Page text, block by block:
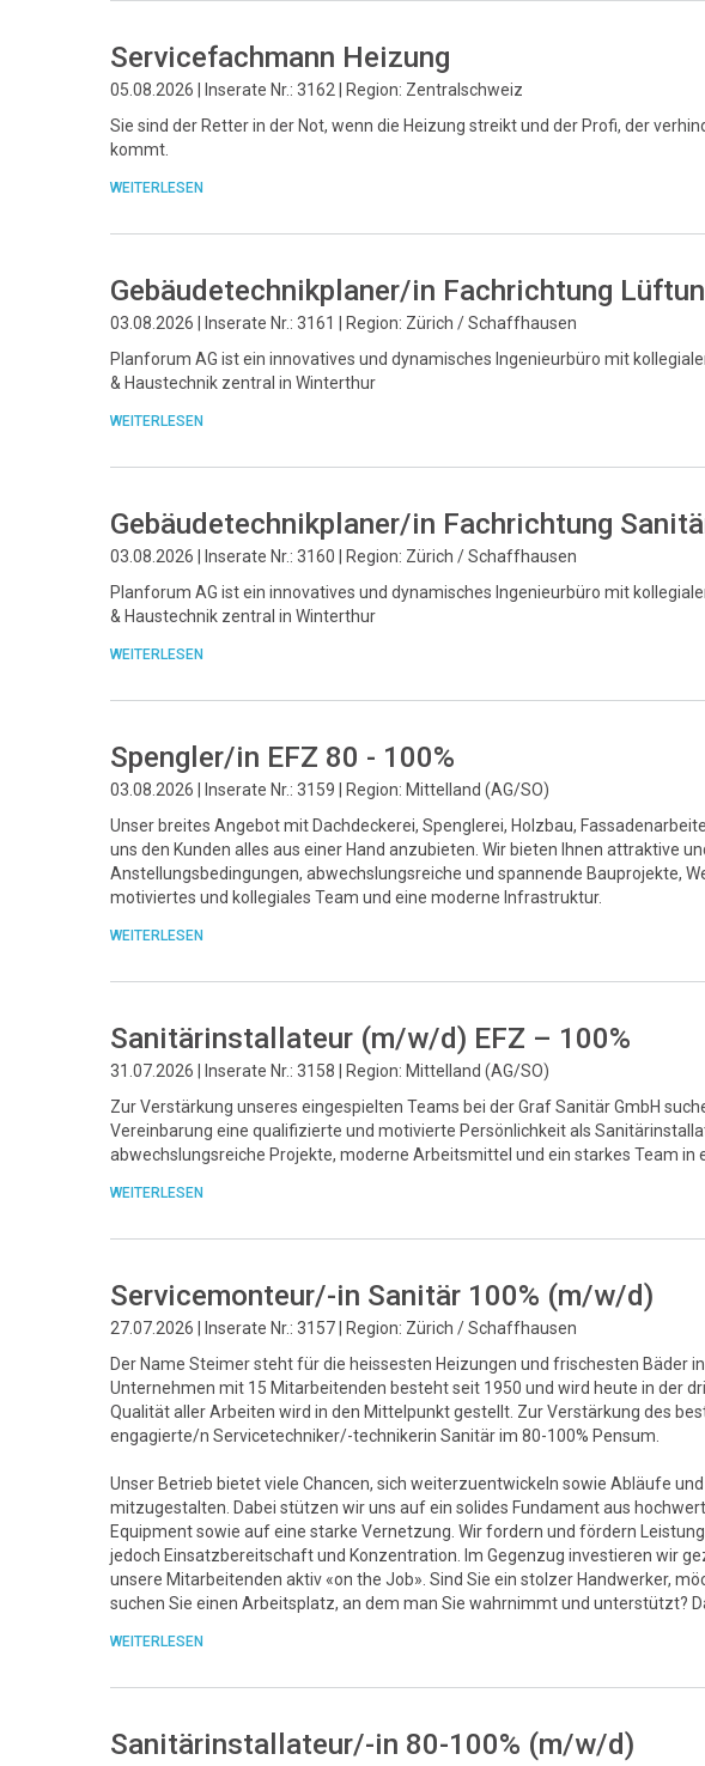
Servicefachmann Heizung
05.08.2026 | Inserate Nr.: 3162 | Region: Zentralschweiz
Sie sind der Retter in der Not, wenn die Heizung streikt und der Profi, der
kommt.
WEITERLESEN
Gebäudetechnikplaner/in Fachrichtung
03.08.2026 | Inserate Nr.: 3161 | Region: Zürich / Schaffhausen
Planforum AG ist ein innovatives und dynamisches Ingenieurbüro mit
& Haustechnik zentral in Winterthur
WEITERLESEN
Gebäudetechnikplaner/in Fachrichtung
03.08.2026 | Inserate Nr.: 3160 | Region: Zürich / Schaffhausen
Planforum AG ist ein innovatives und dynamisches Ingenieurbüro mit
& Haustechnik zentral in Winterthur
WEITERLESEN
Spengler/in EFZ 80 - 100%
03.08.2026 | Inserate Nr.: 3159 | Region: Mittelland (AG/SO)
Unser breites Angebot mit Dachdeckerei, Spenglerei, Holzbau,
uns den Kunden alles aus einer Hand anzubieten. Wir bieten Ihnen attraktive
Anstellungsbedingungen, abwechslungsreiche und spannende Bauprojekte,
motiviertes und kollegiales Team und eine moderne Infrastruktur.
WEITERLESEN
Sanitärinstallateur (m/w/d) EFZ – 100%
31.07.2026 | Inserate Nr.: 3158 | Region: Mittelland (AG/SO)
Zur Verstärkung unseres eingespielten Teams bei der Graf Sanitär GmbH
Vereinbarung eine qualifizierte und motivierte Persönlichkeit als
abwechslungsreiche Projekte, moderne Arbeitsmittel und ein starkes Team in
WEITERLESEN
Servicemonteur/-in Sanitär 100% (m/w/d)
27.07.2026 | Inserate Nr.: 3157 | Region: Zürich / Schaffhausen
Der Name Steimer steht für die heissesten Heizungen und frischesten Bäder
Unternehmen mit 15 Mitarbeitenden besteht seit 1950 und wird heute in der
Qualität aller Arbeiten wird in den Mittelpunkt gestellt. Zur Verstärkung des
engagierte/n Servicetechniker/-technikerin Sanitär im 80-100% Pensum.
Unser Betrieb bietet viele Chancen, sich weiterzuentwickeln sowie Abläufe
mitzugestalten. Dabei stützen wir uns auf ein solides Fundament aus
Equipment sowie auf eine starke Vernetzung. Wir fordern und fördern
jedoch Einsatzbereitschaft und Konzentration. Im Gegenzug investieren wir
unsere Mitarbeitenden aktiv «on the Job». Sind Sie ein stolzer Handwerker,
suchen Sie einen Arbeitsplatz, an dem man Sie wahrnimmt und unterstützt?
WEITERLESEN
Sanitärinstallateur/-in 80-100% (m/w/d)